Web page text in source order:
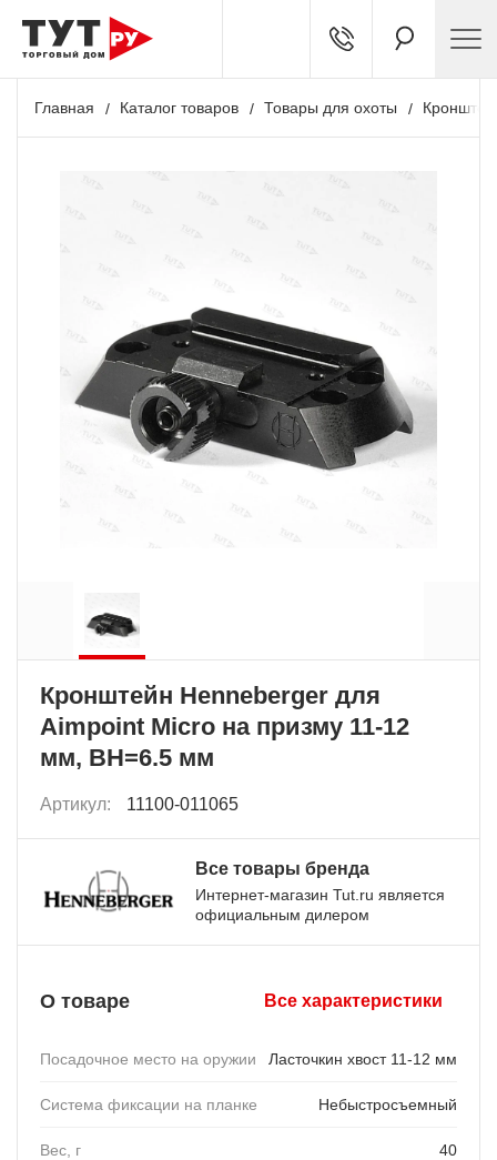
Главная Каталог товаров Товары для охоты
Кронштейн Henneberger для
Aimpoint Micro на призму 11-12
мм, BH=6.5 мм
Артикул: 11100-011065
Все товары бренда
Интернет-магазин Tut.ru является
официальным дилером
О товаре Все характеристики
Посадочное место на оружии Ласточкин хвост 11-12 мм
Система фиксации на планке Небыстросъемный
Вес, г 40